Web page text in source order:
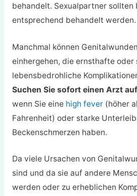
behandelt. Sexualpartner
entsprechend behandelt werden.
Manchmal können
einhergehen, die ernsthafte oder
lebensbedrohliche
Suchen Sie sofort einen Arzt
wenn Sie eine high fever(höher
Fahrenheit) oder starke
Beckenschmerzen haben.
Da viele Ursachen von
sind und da sie auf andere
werden oder zu erheblichen